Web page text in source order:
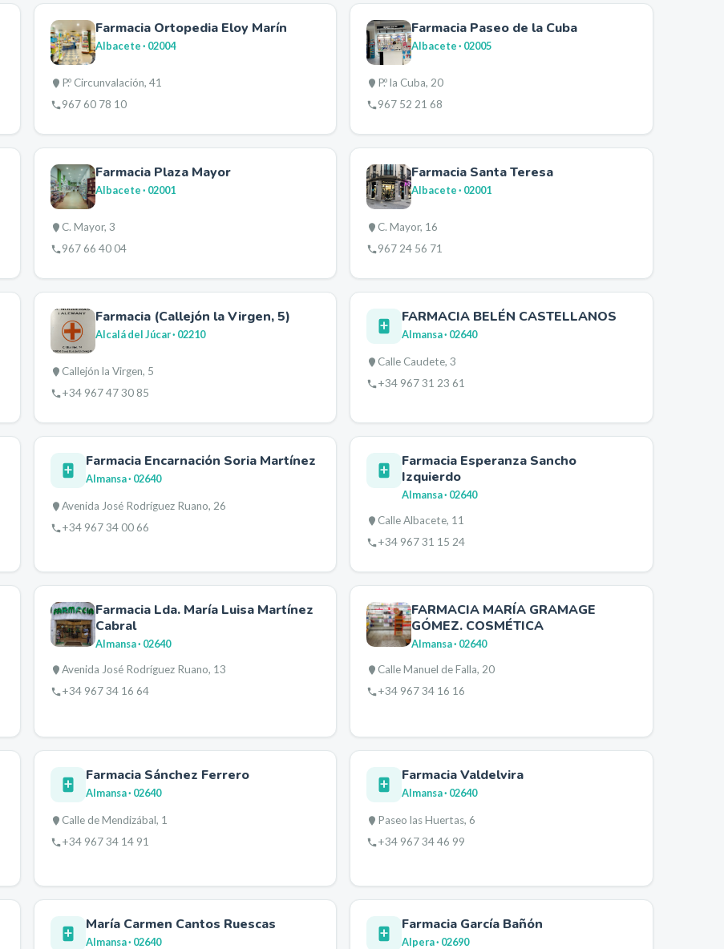
Farmacia Ortopedia Eloy Marín
Albacete· 02004
P.º Circunvalación, 41
967 60 78 10
Farmacia Paseo de la Cuba
Albacete· 02005
P.º la Cuba, 20
967 52 21 68
Farmacia Plaza Mayor
Albacete· 02001
C. Mayor, 3
967 66 40 04
Farmacia Santa Teresa
Albacete· 02001
C. Mayor, 16
967 24 56 71
Farmacia (Callejón la Virgen, 5)
Alcalá del Júcar· 02210
Callejón la Virgen, 5
+34 967 47 30 85
FARMACIA BELÉN CASTELLANOS
Almansa· 02640
Calle Caudete, 3
+34 967 31 23 61
Farmacia Encarnación Soria Martínez
Almansa· 02640
Avenida José Rodríguez Ruano, 26
+34 967 34 00 66
Farmacia Esperanza Sancho
Izquierdo
Almansa· 02640
Calle Albacete, 11
+34 967 31 15 24
Farmacia Lda. María Luisa Martínez
Cabral
Almansa· 02640
Avenida José Rodríguez Ruano, 13
+34 967 34 16 64
FARMACIA MARÍA GRAMAGE
GÓMEZ. COSMÉTICA
Almansa· 02640
Calle Manuel de Falla, 20
+34 967 34 16 16
Farmacia Sánchez Ferrero
Almansa· 02640
Calle de Mendizábal, 1
+34 967 34 14 91
Farmacia Valdelvira
Almansa· 02640
Paseo las Huertas, 6
+34 967 34 46 99
María Carmen Cantos Ruescas
Almansa· 02640
Farmacia García Bañón
Alpera· 02690